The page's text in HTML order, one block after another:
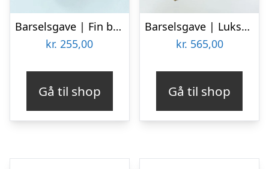
Barselsgave | Fin blå gave
kr. 255,00
Gå til shop
Barselsgave | Luksus Baby Gaveæske i Blå Den Perfekte Gave til Nyfødte
kr. 565,00
Gå til shop